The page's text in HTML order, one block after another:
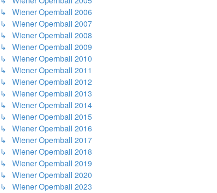
↳ Wiener Opernball 2006
↳ Wiener Opernball 2007
↳ Wiener Opernball 2008
↳ Wiener Opernball 2009
↳ Wiener Opernball 2010
↳ Wiener Opernball 2011
↳ Wiener Opernball 2012
↳ Wiener Opernball 2013
↳ Wiener Opernball 2014
↳ Wiener Opernball 2015
↳ Wiener Opernball 2016
↳ Wiener Opernball 2017
↳ Wiener Opernball 2018
↳ Wiener Opernball 2019
↳ Wiener Opernball 2020
↳ Wiener Opernball 2023